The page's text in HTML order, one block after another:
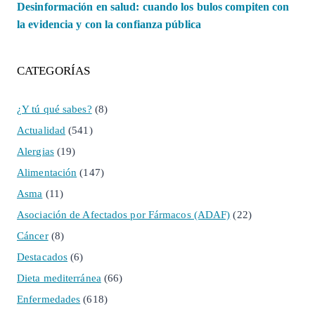
Desinformación en salud: cuando los bulos compiten con
la evidencia y con la confianza pública
CATEGORÍAS
¿Y tú qué sabes? (8)
Actualidad (541)
Alergias(19)
Alimentación (147)
Asma (11)
Asociación de Afectados por Fármacos (ADAF) (22)
Cáncer(8)
Destacados (6)
Dieta mediterránea (66)
Enfermedades (618)